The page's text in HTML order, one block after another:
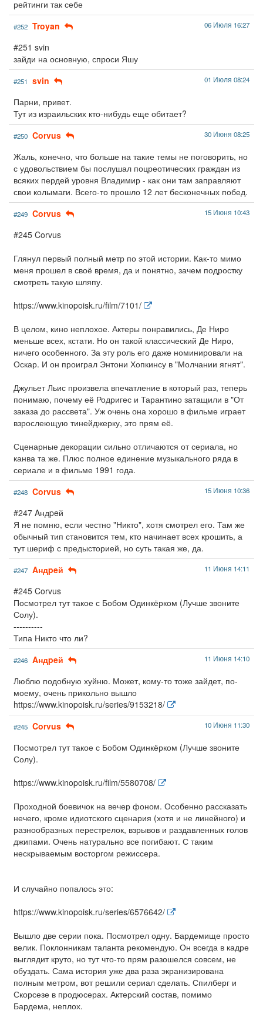
рейтинги так себе
#252 Troyan 06 Июля 16:27
#251 svin
зайди на основную, спроси Яшу
#251 svin 01 Июля 08:24
Парни, привет.
Тут из израильских кто-нибудь еще обитает?
#250 Corvus 30 Июня 08:25
Жаль, конечно, что больше на такие темы не поговорить, но
с удовольствием бы послушал поцреотических граждан из
всяких пердей уровня Владимир - как они там заправляют
свои колымаги. Всего-то прошло 12 лет бесконечных побед.
#249 Corvus 15 Июня 10:43
#245 Corvus
Глянул первый полный метр по этой истории. Как-то мимо
меня прошел в своё время, да и понятно, зачем подростку
смотреть такую шляпу.
https://www.kinopoisk.ru/film/7101/
В целом, кино неплохое. Актеры понравились, Де Ниро
меньше всех, кстати. Но он такой классический Де Ниро,
ничего особенного. За эту роль его даже номинировали на
Оскар. И он проиграл Энтони Хопкинсу в "Молчании ягнят".
Джульет Льис произвела впечатление в который раз, теперь
понимаю, почему её Родригес и Тарантино затащили в "От
заказа до рассвета". Уж очень она хорошо в фильме играет
взрослеющую тинейджерку, это прям её.
Сценарные декорации сильно отличаются от сериала, но
канва та же. Плюс полное единение музыкального ряда в
сериале и в фильме 1991 года.
#248 Corvus 15 Июня 10:36
#247 Aндpeй
Я не помню, если честно "Никто", хотя смотрел его. Там же
обычный тип становится тем, кто начинает всех крошить, а
тут шериф с предысторией, но суть такая же, да.
#247 Aндpeй 11 Июня 14:11
#245 Corvus
Посмотрел тут такое с Бобом Одинкёрком (Лучше звоните
Солу).
----------
Типа Никто что ли?
#246 Aндpeй 11 Июня 14:10
Люблю подобную хуйню. Может, кому-то тоже зайдет, по-
моему, очень прикольно вышло
https://www.kinopoisk.ru/series/9153218/
#245 Corvus 10 Июня 11:30
Посмотрел тут такое с Бобом Одинкёрком (Лучше звоните
Солу).
https://www.kinopoisk.ru/film/5580708/
Проходной боевичок на вечер фоном. Особенно рассказать
нечего, кроме идиотского сценария (хотя и не линейного) и
разнообразных перестрелок, взрывов и раздавленных голов
джипами. Очень натурально все погибают. С таким
нескрываемым восторгом режиссера.
И случайно попалось это:
https://www.kinopoisk.ru/series/6576642/
Вышло две серии пока. Посмотрел одну. Бардемище просто
велик. Поклонникам таланта рекомендую. Он всегда в кадре
выглядит круто, но тут что-то прям разошелся совсем, не
обуздать. Сама история уже два раза экранизирована
полным метром, вот решили сериал сделать. Спилберг и
Скорсезе в продюсерах. Актерский состав, помимо
Бардема, неплох.